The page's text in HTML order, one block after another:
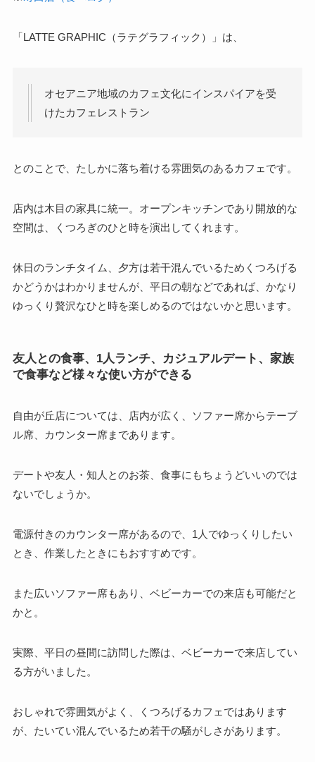
「LATTE GRAPHIC（ラテグラフィック）」は、
オセアニア地域のカフェ文化にインスパイアを受
けたカフェレストラン
とのことで、たしかに落ち着ける雰囲気のあるカフェです。
店内は木目の家具に統一。オープンキッチンであり開放的な
空間は、くつろぎのひと時を演出してくれます。
休日のランチタイム、夕方は若干混んでいるためくつろげる
かどうかはわかりませんが、平日の朝などであれば、かなり
ゆっくり贅沢なひと時を楽しめるのではないかと思います。
友人との食事、1人ランチ、カジュアルデート、家族
で食事など様々な使い方ができる
自由が丘店については、店内が広く、ソファー席からテーブ
ル席、カウンター席まであります。
デートや友人・知人とのお茶、食事にもちょうどいいのでは
ないでしょうか。
電源付きのカウンター席があるので、1人でゆっくりしたい
とき、作業したときにもおすすめです。
また広いソファー席もあり、ベビーカーでの来店も可能だと
かと。
実際、平日の昼間に訪問した際は、ベビーカーで来店してい
る方がいました。
おしゃれで雰囲気がよく、くつろげるカフェではあります
が、たいてい混んでいるため若干の騒がしさがあります。